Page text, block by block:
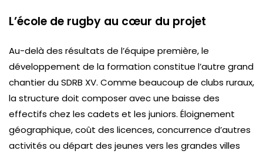
L’école de rugby au cœur du projet
Au-delà des résultats de l’équipe première, le
développement de la formation constitue l’autre grand
chantier du SDRB XV. Comme beaucoup de clubs ruraux,
la structure doit composer avec une baisse des
effectifs chez les cadets et les juniors. Éloignement
géographique, coût des licences, concurrence d’autres
activités ou départ des jeunes vers les grandes villes